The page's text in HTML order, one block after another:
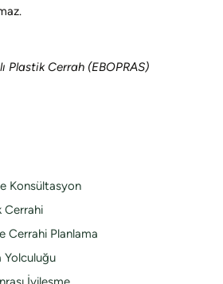
Plastik Cerrah (EBOPRAS)
Konsültasyon
Cerrahi
Cerrahi Planlama
Yolculuğu